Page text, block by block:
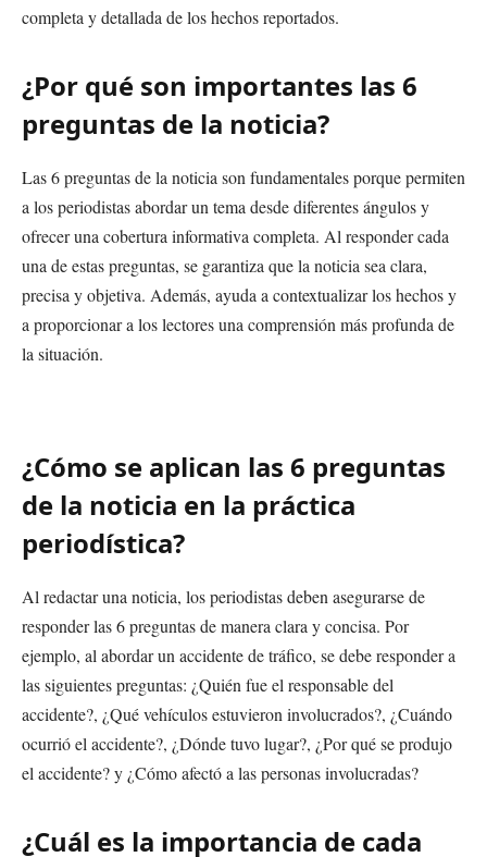
completa y detallada de los hechos reportados.
¿Por qué son importantes las 6
preguntas de la noticia?
Las 6 preguntas de la noticia son fundamentales porque permiten
a los periodistas abordar un tema desde diferentes ángulos y
ofrecer una cobertura informativa completa. Al responder cada
una de estas preguntas, se garantiza que la noticia sea clara,
precisa y objetiva. Además, ayuda a contextualizar los hechos y
a proporcionar a los lectores una comprensión más profunda de
la situación.
¿Cómo se aplican las 6 preguntas
de la noticia en la práctica
periodística?
Al redactar una noticia, los periodistas deben asegurarse de
responder las 6 preguntas de manera clara y concisa. Por
ejemplo, al abordar un accidente de tráfico, se debe responder a
las siguientes preguntas: ¿Quién fue el responsable del
accidente?, ¿Qué vehículos estuvieron involucrados?, ¿Cuándo
ocurrió el accidente?, ¿Dónde tuvo lugar?, ¿Por qué se produjo
el accidente? y ¿Cómo afectó a las personas involucradas?
¿Cuál es la importancia de cada